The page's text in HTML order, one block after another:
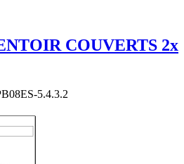
COUVERTS 2x
5.4.3.2